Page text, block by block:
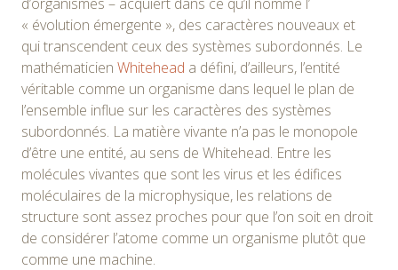
« évolution émergente », des caractères nouveaux et
qui transcendent ceux des systèmes subordonnés. Le
mathématicien Whitehead a défini, d’ailleurs, l’entité
véritable comme un organisme dans lequel le plan de
l’ensemble influe sur les caractères des systèmes
subordonnés. La matière vivante n’a pas le monopole
d’être une entité, au sens de Whitehead. Entre les
molécules vivantes que sont les virus et les édifices
moléculaires de la microphysique, les relations de
structure sont assez proches pour que l’on soit en droit
de considérer l’atome comme un organisme plutôt que
comme une machine.